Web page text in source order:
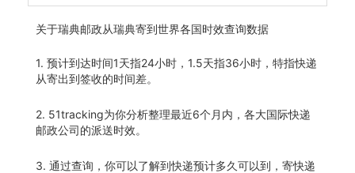
关于瑞典邮政从瑞典寄到世界各国时效查询数据
1. 预计到达时间1天指24小时，1.5天指36小时，特指快递
从寄出到签收的时间差。
2. 51tracking为你分析整理最近6个月内，各大国际快递
邮政公司的派送时效。
3. 通过查询，你可以了解到快递预计多久可以到，寄快递